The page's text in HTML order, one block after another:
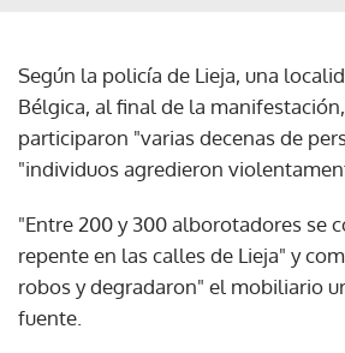
Según la policía de Lieja, una
Bélgica, al final de la
participaron "varias decenas de
"individuos agredieron
"Entre 200 y 300 alborotadores se
repente en las calles de Lieja" y
robos y degradaron" el mobiliario
fuente.